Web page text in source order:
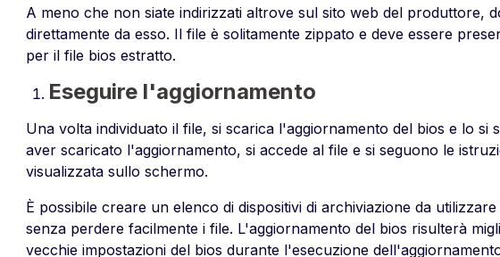
A meno che non siate indirizzati altrove sul sito web del produttore,
direttamente da esso. Il file è solitamente zippato e deve essere
per il file bios estratto.
Eseguire l'aggiornamento
Una volta individuato il file, si scarica l'aggiornamento del bios e lo si
aver scaricato l'aggiornamento, si accede al file e si seguono le
visualizzata sullo schermo.
È possibile creare un elenco di dispositivi di archiviazione da
senza perdere facilmente i file. L'aggiornamento del bios risulterà
vecchie impostazioni del bios durante l'esecuzione